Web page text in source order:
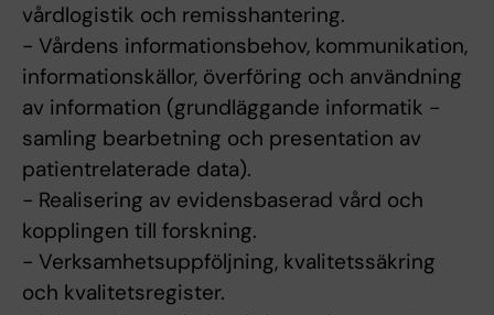
vårdlogistik och remisshantering.
- Vårdens informationsbehov, kommunikation,
informationskällor, överföring och användning
av information (grundläggande informatik -
samling bearbetning och presentation av
patientrelaterade data).
- Realisering av evidensbaserad vård och
kopplingen till forskning.
- Verksamhetsuppföljning, kvalitetssäkring
och kvalitetsregister.